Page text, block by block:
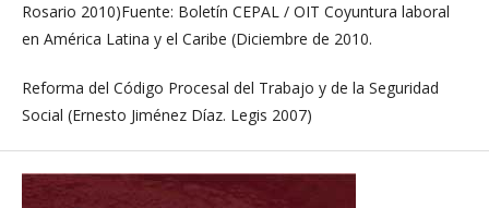
Rosario 2010)Fuente: Boletín CEPAL / OIT Coyuntura laboral
en América Latina y el Caribe (Diciembre de 2010.
Reforma del Código Procesal del Trabajo y de la Seguridad
Social (Ernesto Jiménez Díaz. Legis 2007)